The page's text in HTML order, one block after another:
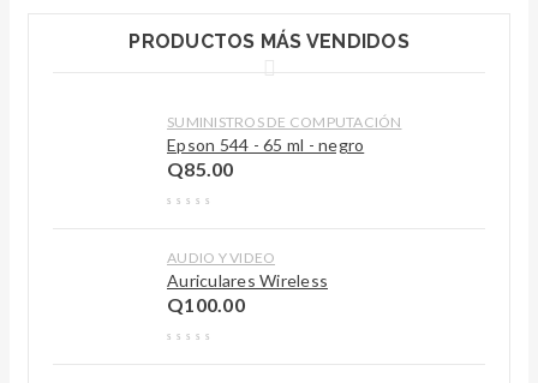
PRODUCTOS MÁS VENDIDOS
SUMINISTROS DE COMPUTACIÓN
Epson 544 - 65 ml - negro
Q85.00
AUDIO Y VIDEO
Auriculares Wireless
Q100.00